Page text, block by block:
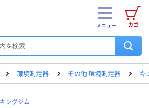
カゴ
メニュー
環境測定器 その他 環境測定器 キ
キングジム